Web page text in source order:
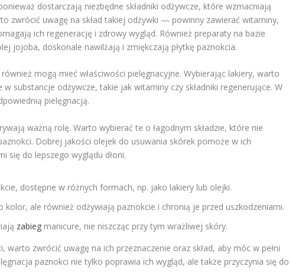
dostarczają niezbędne składniki odżywcze, które wzmacniają
zwrócić uwagę na skład takiej odżywki — powinny zawierać witaminy,
ich regenerację i zdrowy wygląd. Również preparaty na bazie
jojoba, doskonale nawilżają i zmiękczają płytkę paznokcia.
mogą mieć właściwości pielęgnacyjne. Wybierając lakiery, warto
substancje odżywcze, takie jak witaminy czy składniki regenerujące. W
pielęgnacją.
ważną rolę. Warto wybierać te o łagodnym składzie, które nie
Dobrej jakości olejek do usuwania skórek pomoże w ich
się do lepszego wyglądu dłoni.
dostępne w różnych formach, np. jako lakiery lub olejki.
kolor, ale również odżywiają paznokcie i chronią je przed uszkodzeniami.
zabieg manicure, nie niszcząc przy tym wrażliwej skóry.
warto zwrócić uwagę na ich przeznaczenie oraz skład, aby móc w pełni
paznokci nie tylko poprawia ich wygląd, ale także przyczynia się do